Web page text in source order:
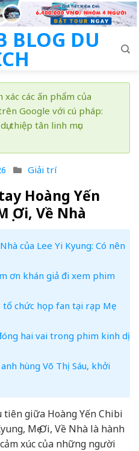
BLOG DU
các ấn phẩm của
Google với cú pháp:
thiệp tân linh mục
Giải trí
Hoàng Yến
Ơi, Về Nhà
của Lee Yi Kyung: Có nên
ơn khán giả đi xem phim
tổ chức họp fan tại rạp Mẹ
hai vai trong phim kinh dị
hùng Võ Thị Sáu, khởi
giữa Hoàng Yến Chibi
Mẹ Ơi, Về Nhà là hành
xúc của những người